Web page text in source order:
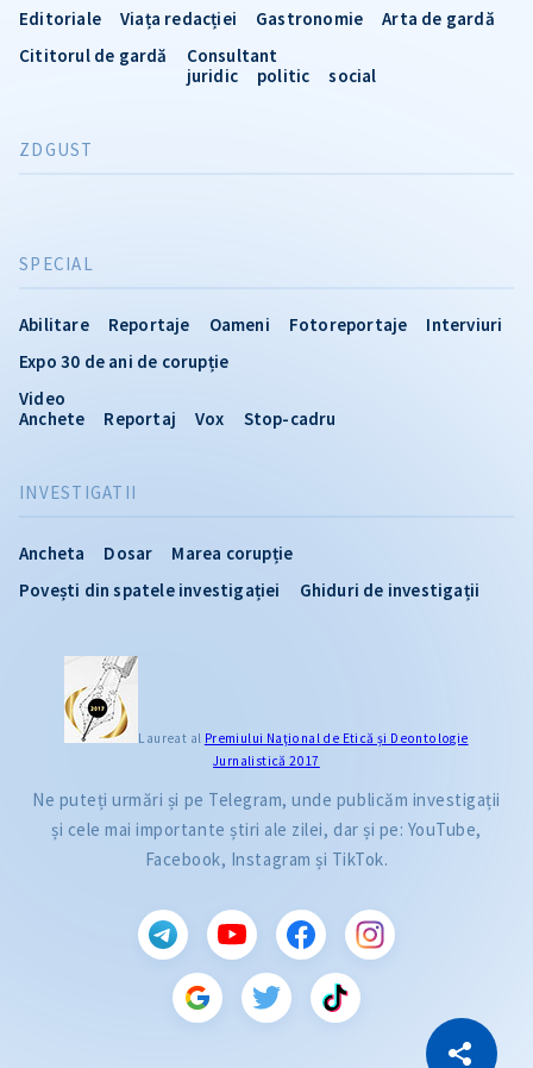
INVESTIGATII
Ancheta Dosar
Marea corupție
Povești din spatele investigației
Ghiduri de investigații
SPECIAL
Abilitare Reportaje Oameni Fotoreportaje
Interviuri
Expo 30 de ani de corupție
Video
Anchete
Reportaj Vox Stop-cadru
Editoriale
Viața redacției Gastronomie
Arta de gardă
Cititorul de gardă
Consultant
juridic
politic social
ZDGUST
Laureat al Premiului Naţional de Etică și Deontologie
Jurnalistică 2017
Ne puteți urmări și pe Telegram, unde publicăm investigații
și cele mai importante știri ale zilei, dar și pe: YouTube,
Facebook, Instagram și TikTok.